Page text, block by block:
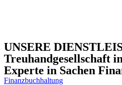
UNSERE
Treuhandgesellschaft
Experte in Sachen
Finanzbuchhaltung